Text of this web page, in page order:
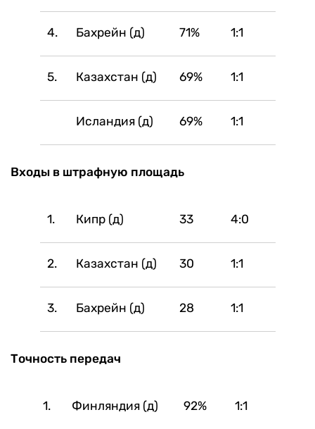
4. Бахрейн (д) 71% 1:1
5. Казахстан (д) 69% 1:1
Исландия (д) 69% 1:1
Входы в штрафную площадь
1. Кипр (д) 33 4:0
2. Казахстан (д) 30 1:1
3. Бахрейн (д) 28 1:1
Точность передач
1. Финляндия (д) 92% 1:1